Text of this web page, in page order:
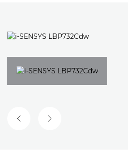
PRETHODNI SLAJD
SLEDEĆI SLAJD